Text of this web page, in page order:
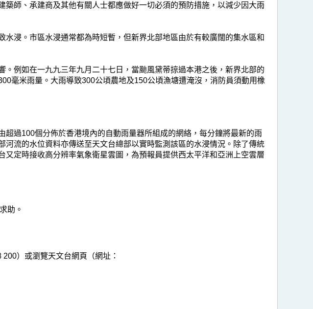
師、承建商及其他有關人士都應做好一切必須的預防措施，以減少因大雨
浸。市區水浸通常都為時短暫，但新界北部地區由於有較廣闊的集水區和
例如在一九九三年九月二十七日，當颱風黛蒂掠過本港之後，新界北部的
毫米雨量。大雨導致300公頃農地及150公頃漁塘遭淹沒，消防員須動用橡
過100個分佈於香港境內的自動雨量器所組成的網絡，每分鐘將最新的雨
流的水位資料亦傳送至天文台總部以實時監測該區的水浸情況。除了傳統
定時接收高分辨率氣象衛星雲圖，為預報員提供西太平洋和亞洲上空雲層
助。
）或瀏覽天文台網頁（網址：